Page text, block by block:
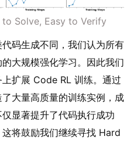
Solve, Easy to Verify
码生成不同，我们认为所有
大规模强化学习。因此我们
扩展 Code RL 训练。通过
大量高质量的训练实例，成
显著提升了代码执行成功
将鼓励我们继续寻找 Hard